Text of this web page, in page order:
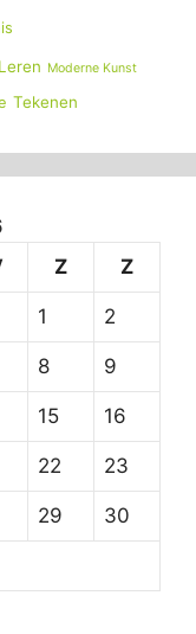
Leren Moderne Kunst
Tekenen
Z Z
1 2
8 9
15 16
22 23
29 30